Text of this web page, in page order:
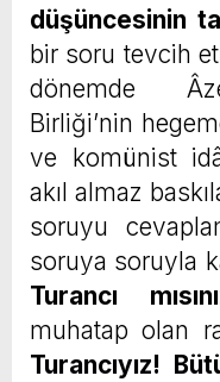
düşüncesinin
bir soru tevcih
dönemde
Birliği’nin
ve komünist
akıl almaz
soruyu
soruya soruyla
Turancı
muhatap olan
Turancıyız!